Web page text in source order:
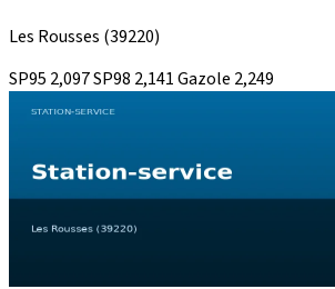
Les Rousses (39220)
SP95 2,097SP98 2,141Gazole 2,249